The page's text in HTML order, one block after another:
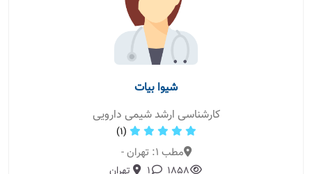
شیوا بیات
کارشناسی ارشد شیمی دارویی
(1)
مطب 1: تهران -